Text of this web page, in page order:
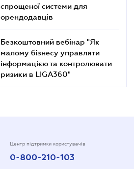
спрощеної системи для
орендодавців
Безкоштовний вебінар "Як
малому бізнесу управляти
інформацією та контролювати
ризики в LIGA360"
Центр підтримки користувачів
0-800-210-103